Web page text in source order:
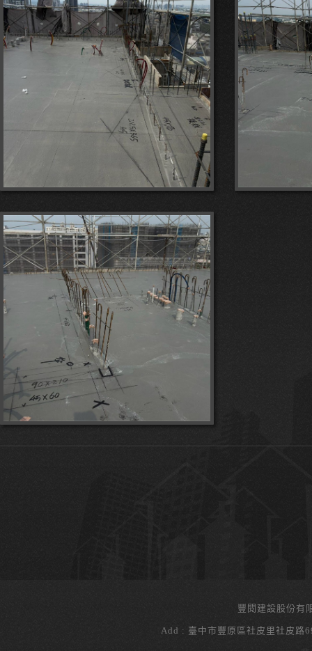
豐閱建設股份有
Add : 臺中市豐原區社皮里社皮